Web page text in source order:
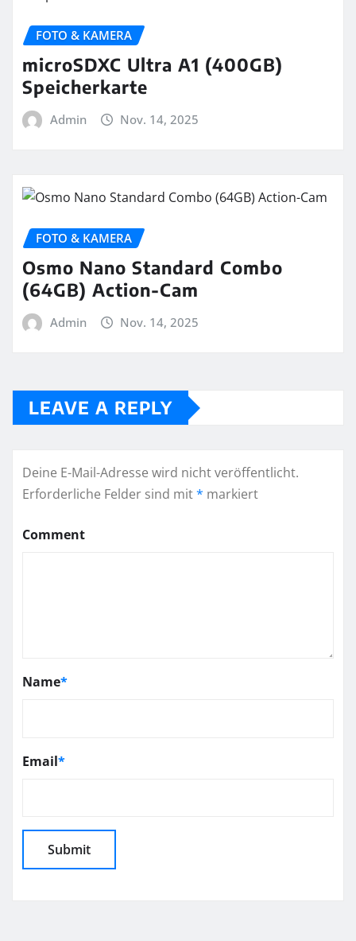
FOTO & KAMERA
microSDXC Ultra A1 (400GB)
Speicherkarte
Admin Nov. 14, 2025
FOTO & KAMERA
Osmo Nano Standard Combo
(64GB) Action-Cam
Admin Nov. 14, 2025
LEAVE A REPLY
Deine E-Mail-Adresse wird nicht veröffentlicht.
Erforderliche Felder sind mit* markiert
Comment
Name*
Email*